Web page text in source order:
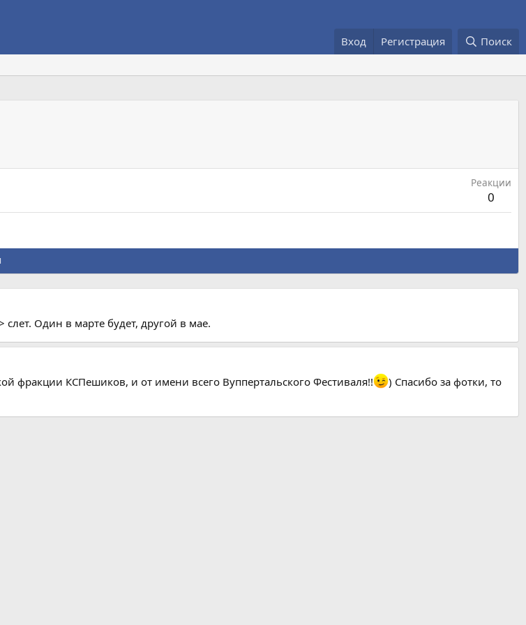
Вход Регистрация Поиск
Реакции
0
Один в марте будет, другой в мае.
фракции КСПешиков, и от имени всего Вуппертальского Фестиваля!!
) Спасибо за фотки, то